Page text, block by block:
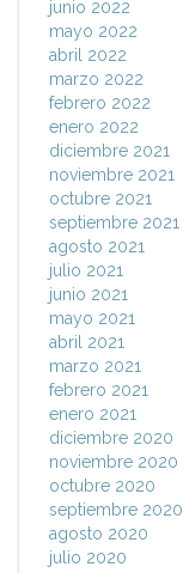
junio 2022
mayo 2022
abril 2022
marzo 2022
febrero 2022
enero 2022
diciembre 2021
noviembre 2021
octubre 2021
septiembre 2021
agosto 2021
julio 2021
junio 2021
mayo 2021
abril 2021
marzo 2021
febrero 2021
enero 2021
diciembre 2020
noviembre 2020
octubre 2020
septiembre 2020
agosto 2020
julio 2020